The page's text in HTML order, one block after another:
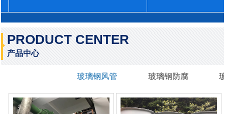
PRODUCT CENTER
产品中心
玻璃钢风管 玻璃钢防腐